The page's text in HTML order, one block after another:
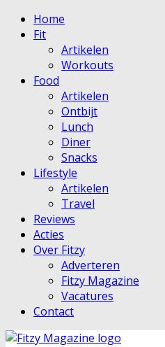
Home
Fit
Artikelen
Workouts
Food
Artikelen
Ontbijt
Lunch
Diner
Snacks
Lifestyle
Artikelen
Travel
Reviews
Acties
Over Fitzy
Adverteren
Fitzy Magazine
Vacatures
Contact